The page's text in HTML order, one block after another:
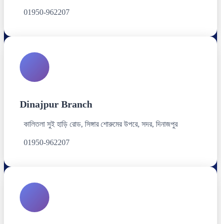
01950-962207
Dinajpur Branch
কালিতলা সুই হাড়ি রোড, সিঙ্গার শোরুমের উপরে, সদর, দিনাজপুর
01950-962207